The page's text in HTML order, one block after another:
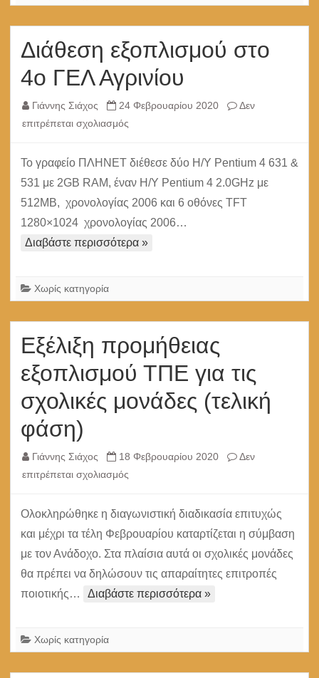
Διάθεση εξοπλισμού στο
4ο ΓΕΛ Αγρινίου
Γιάννης Σιάχος 24 Φεβρουαρίου 2020
Δεν
επιτρέπεται σχολιασμός
εξοπλισμού
στο
Αγρινίου
Το γραφείο ΠΛΗΝΕΤ διέθεσε δύο Η/Υ Pentium 4 631 &
531 με 2GB RAM, έναν H/Y Pentium 4 2.0GHz με
512MB, χρονολογίας 2006 και 6 οθόνες TFT
1280×1024 χρονολογίας 2006…
Διαβάστε περισσότερα »
Χωρίς κατηγορία
Εξέλιξη προμήθειας
εξοπλισμού ΤΠΕ για τις
σχολικές μονάδες (τελική
φάση)
Γιάννης Σιάχος 18 Φεβρουαρίου 2020
Δεν
επιτρέπεται σχολιασμός
προμήθειας
εξοπλισμού
τις
σχολικές
φάση)
Ολοκληρώθηκε η διαγωνιστική διαδικασία επιτυχώς
και μέχρι τα τέλη Φεβρουαρίου καταρτίζεται η σύμβαση
με τον Ανάδοχο. Στα πλαίσια αυτά οι σχολικές μονάδες
θα πρέπει να δηλώσουν τις απαραίτητες επιτροπές
ποιοτικής…
Διαβάστε περισσότερα »
Χωρίς κατηγορία